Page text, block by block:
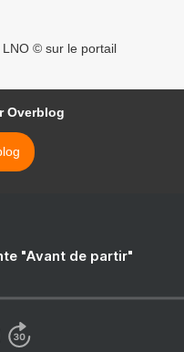
© sur le portail
Overblog
"Avant de partir"